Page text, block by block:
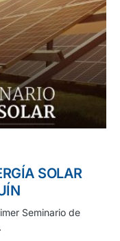
SOLAR
Seminario de